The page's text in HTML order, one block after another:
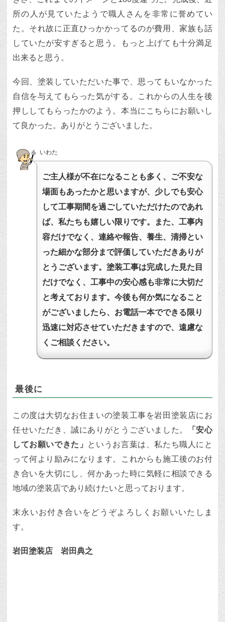
所の人が見ていたようで職人さんを非常に誉めてい
た。それ故に正直ひっかかってるのが費用、家族も話
していたが安すぎると思う。もっと上げても十分満足
出来ると思う。
今回、塗装していただいた事で、思ってもいなかった
自信を与えてもらった気がする。これからの人生を後
押ししてもらったかのよう。本当にこちらにお願いし
て良かった。ありがとうございました。
いわた
ご主人様が不在になることも多く、ご不安な
場面もあったかと思いますが、少しでも安心
して工事期間を過ごしていただけたのであれ
ば、私たちも嬉しい限りです。また、工事内
容だけでなく、連絡や報告、養生、清掃とい
った細かな部分まで評価していただきありが
とうございます。塗装工事は完成した見た目
だけでなく、工事中の安心感も非常に大切だ
と考えております。今後も何か気になること
がございましたら、お電話一本でできる限り
迅速に対応させていただきますので、遠慮な
くご相談ください。
最後に
この度は大切なお住まいの塗装工事を岩田塗装店にお
任せいただき、誠にありがとうございました。
「安心
してお願いできた」 というお言葉は、私たち職人にと
って何より励みになります。これからも施工後のお付
き合いを大切にし、何かあった時に気軽に相談できる
地域の塗装店であり続けたいと思っております。
末永いお付き合いをどうぞよろしくお願いいたしま
す。
岩田塗装店 岩田典之